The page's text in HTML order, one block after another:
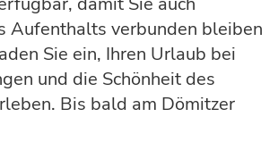
Aufenthalts verbunden bleiben
Sie ein, Ihren Urlaub bei
und die Schönheit des
Bis bald am Dömitzer